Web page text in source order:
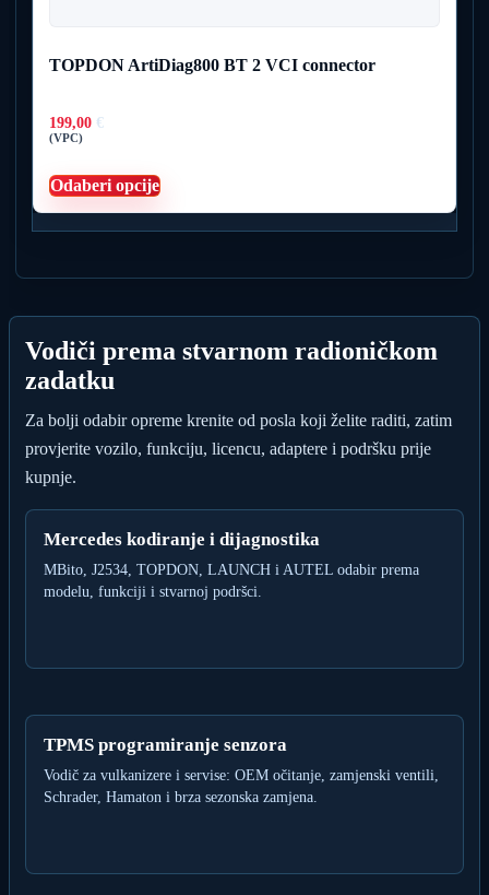
TOPDON ArtiDiag800 BT 2 VCI connector
199,00 €
(VPC)
Odaberi opcije
se
na
stranici
Vodiči prema stvarnom radioničkom
zadatku
Za bolji odabir opreme krenite od posla koji želite raditi, zatim
provjerite vozilo, funkciju, licencu, adaptere i podršku prije
kupnje.
Mercedes kodiranje i dijagnostika
MBito, J2534, TOPDON, LAUNCH i AUTEL odabir prema
modelu, funkciji i stvarnoj podršci.
TPMS programiranje senzora
Vodič za vulkanizere i servise: OEM očitanje, zamjenski ventili,
Schrader, Hamaton i brza sezonska zamjena.